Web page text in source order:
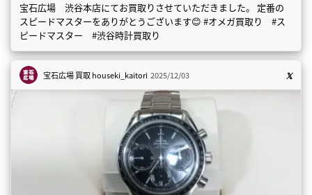
宝石広場 渋谷本店にてお買取りさせていただきました。 定番の
スピードマスターをありがとうございます😊 #オメガ買取り #ス
ピードマスター #渋谷時計買取り
宝石広場 買取houseki_kaitori 2025/12/03